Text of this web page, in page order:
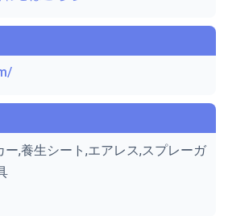
,養生シート,エアレス,スプレーガ